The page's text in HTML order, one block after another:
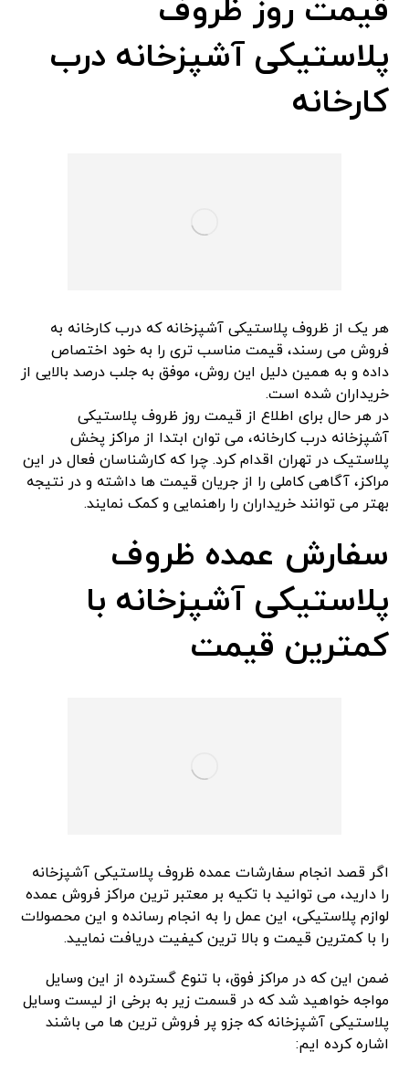
قیمت روز ظروف
پلاستیکی آشپزخانه درب
کارخانه
هر یک از ظروف پلاستیکی آشپزخانه که درب کارخانه به
فروش می رسند، قیمت مناسب تری را به خود اختصاص
داده و به همین دلیل این روش، موفق به جلب درصد بالایی از
خریداران شده است.
در هر حال برای اطلاع از قیمت روز ظروف پلاستیکی
آشپزخانه درب کارخانه، می توان ابتدا از مراکز پخش
پلاستیک در تهران اقدام کرد. چرا که کارشناسان فعال در این
مراکز، آگاهی کاملی را از جریان قیمت ها داشته و در نتیجه
بهتر می توانند خریداران را راهنمایی و کمک نمایند.
سفارش عمده ظروف
پلاستیکی آشپزخانه با
کمترین قیمت
اگر قصد انجام سفارشات عمده ظروف پلاستیکی آشپزخانه
را دارید، می توانید با تکیه بر معتبر ترین مراکز فروش عمده
لوازم پلاستیکی، این عمل را به انجام رسانده و این محصولات
را با کمترین قیمت و بالا ترین کیفیت دریافت نمایید.
ضمن این که در مراکز فوق، با تنوع گسترده از این وسایل
مواجه خواهید شد که در قسمت زیر به برخی از لیست وسایل
پلاستیکی آشپزخانه که جزو پر فروش ترین ها می باشند
اشاره کرده ایم: